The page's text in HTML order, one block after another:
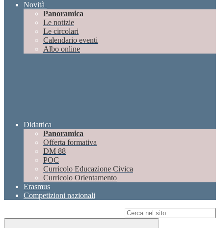
Novità
Panoramica
Le notizie
Le circolari
Calendario eventi
Albo online
Didattica
Panoramica
Offerta formativa
DM 88
POC
Curricolo Educazione Civica
Curricolo Orientamento
Erasmus
Competizioni nazionali